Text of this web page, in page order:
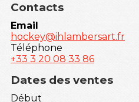
Contacts
Email
hockey@ihlambersart.fr
Téléphone
+33 3 20 08 33 86
Dates des ventes
Début